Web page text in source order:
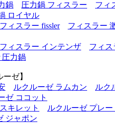
鍋 圧力鍋 フィスラー
フィ
ロイヤル
フィスラー fissler
フィスラー
フィスラー インテンザ
フィ
圧力鍋
ゼ】
ルクルーゼ ラムカン
ルク
ゼ ココット
キレット
ルクルーゼ プレ
ジャポン